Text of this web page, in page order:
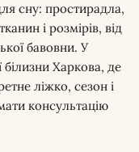
сну: простирадла,
і розмірів, від
бавовни. У
білизни Харкова, де
ліжко, сезон і
консультацію